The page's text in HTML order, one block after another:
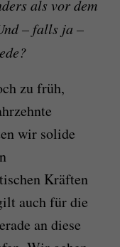
als vor dem
– falls ja –
zu früh,
wir solide
Kräften
auch für die
an diese